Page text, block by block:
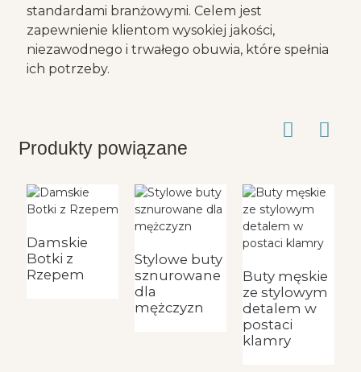
standardami branżowymi. Celem jest
zapewnienie klientom wysokiej jakości,
niezawodnego i trwałego obuwia, które spełnia
ich potrzeby.
Produkty powiązane
Damskie
Botki z
Rzepem
Stylowe buty
sznurowane
dla
mężczyzn
Buty męskie
ze stylowym
detalem w
postaci
klamry